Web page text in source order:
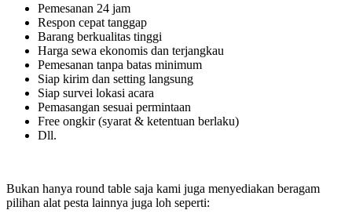
Pemesanan 24 jam
Respon cepat tanggap
Barang berkualitas tinggi
Harga sewa ekonomis dan terjangkau
Pemesanan tanpa batas minimum
Siap kirim dan setting langsung
Siap survei lokasi acara
Pemasangan sesuai permintaan
Free ongkir (syarat & ketentuan berlaku)
Dll.
Bukan hanya round table saja kami juga menyediakan beragam
pilihan alat pesta lainnya juga loh seperti: